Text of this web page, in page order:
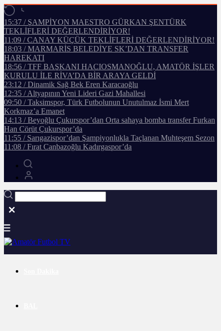
15:37 / ŞAMPİYON MAESTRO GÜRKAN ŞENTÜRK
TEKLİFLERİ DEĞERLENDİRİYOR!
11:09 / CANAY KÜÇÜK TEKLİFLERİ DEĞERLENDİRİYOR!
18:03 / MARMARİS BELEDİYE SK’DAN TRANSFER
HAREKATI
18:56 / TFF BAŞKANI HACIOSMANOĞLU, AMATÖR İŞLER
KURULU İLE RİVA’DA BİR ARAYA GELDİ
23:12 / Dinamik Sağ Bek Eren Karacaoğlu
12:35 / Altyapının Yeni Lideri Gazi Mahallesi
09:50 / Taksimspor, Türk Futbolunun Unutulmaz İsmi Mert
Korkmaz’a Emanet
14:13 / Beyoğlu Çukurspor’dan Orta sahaya bomba transfer Furkan
Han Cörüt Çukurspor’da
11:55 / Sarıgazispor’dan Şampiyonlukla Taçlanan Muhteşem Sezon
11:08 / Fırat Canbazoğlu Kadırgaspor’da